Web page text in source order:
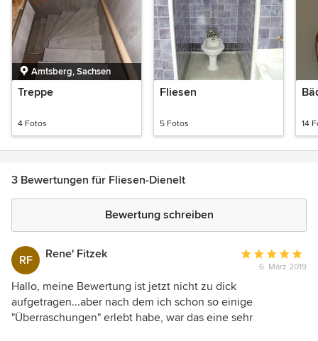
Amtsberg, Sachsen
Treppe
4 Fotos
Fliesen
5 Fotos 14
3 Bewertungen für Fliesen-Dienelt
Bewertung schreiben
RF Rene' Fitzek
Bewertung:
von
5
6. März 2019
Hallo, meine Bewertung ist jetzt nicht zu dick
aufgetragen...aber nach dem ich schon so einige
"Überraschungen" erlebt habe, war das eine sehr